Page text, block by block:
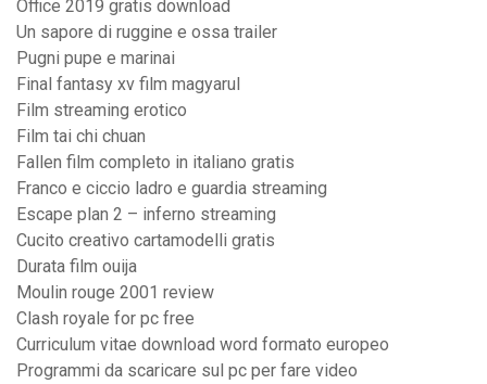
Office 2019 gratis download
Un sapore di ruggine e ossa trailer
Pugni pupe e marinai
Final fantasy xv film magyarul
Film streaming erotico
Film tai chi chuan
Fallen film completo in italiano gratis
Franco e ciccio ladro e guardia streaming
Escape plan 2 – inferno streaming
Cucito creativo cartamodelli gratis
Durata film ouija
Moulin rouge 2001 review
Clash royale for pc free
Curriculum vitae download word formato europeo
Programmi da scaricare sul pc per fare video